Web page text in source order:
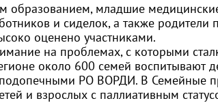
образованием, младшие
и сиделок, а также родители
оценено участниками.
на проблемах, с которыми
около 600 семей воспитывают
подопечными РО ВОРДИ. В Семейные
и взрослых с паллиативным